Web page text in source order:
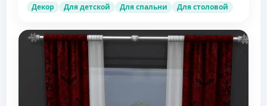
Декор Для детской Для спальни Для столовой